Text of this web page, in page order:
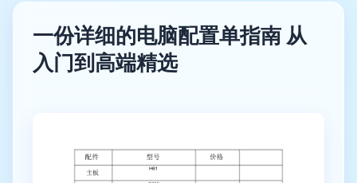
一份详细的电脑配置单指南 从
入门到高端精选